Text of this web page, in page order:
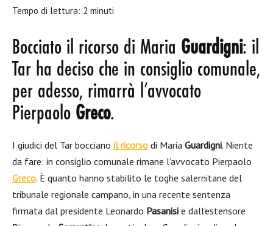
Tempo di lettura: 2 minuti
Bocciato il ricorso di Maria Guardigni: il
Tar ha deciso che in consiglio comunale,
per adesso, rimarrà l’avvocato
Pierpaolo Greco.
I giudici del Tar bocciano il ricorso di Maria Guardigni. Niente
da fare: in consiglio comunale rimane l’avvocato Pierpaolo
Greco. È quanto hanno stabilito le toghe salernitane del
tribunale regionale campano, in una recente sentenza
firmata dal presidente Leonardo Pasanisi e dall’estensore